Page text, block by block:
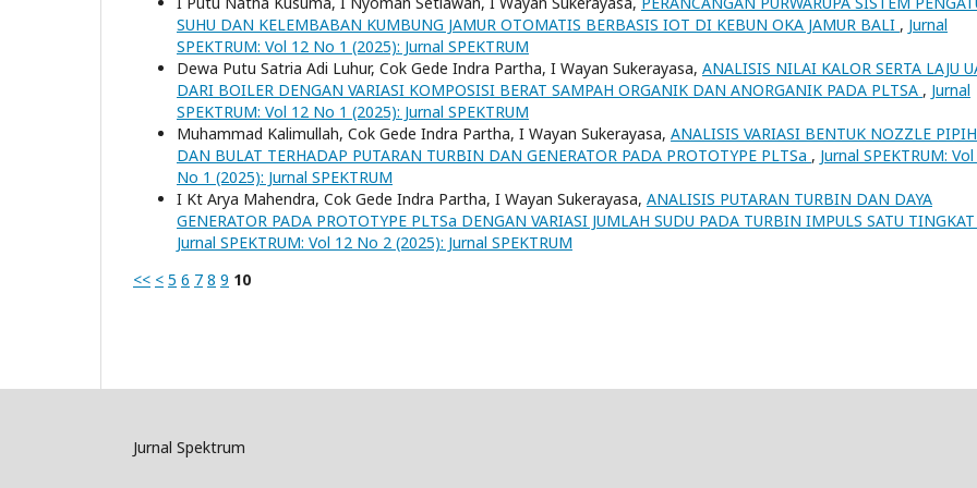
SUHU DAN KELEMBABAN KUMBUNG JAMUR OTOMATIS BERBASIS IOT DI KEBUN OKA JAMUR BALI , Jurnal
SPEKTRUM: Vol 12 No 1 (2025): Jurnal SPEKTRUM
Dewa Putu Satria Adi Luhur, Cok Gede Indra Partha, I Wayan Sukerayasa, ANALISIS NILAI KALOR SERTA LAJU
DARI BOILER DENGAN VARIASI KOMPOSISI BERAT SAMPAH ORGANIK DAN ANORGANIK PADA PLTSA , Jurnal
SPEKTRUM: Vol 12 No 1 (2025): Jurnal SPEKTRUM
Muhammad Kalimullah, Cok Gede Indra Partha, I Wayan Sukerayasa, ANALISIS VARIASI BENTUK NOZZLE PIPIH
DAN BULAT TERHADAP PUTARAN TURBIN DAN GENERATOR PADA PROTOTYPE PLTSa , Jurnal SPEKTRUM:
No 1 (2025): Jurnal SPEKTRUM
I Kt Arya Mahendra, Cok Gede Indra Partha, I Wayan Sukerayasa, ANALISIS PUTARAN TURBIN DAN DAYA
GENERATOR PADA PROTOTYPE PLTSa DENGAN VARIASI JUMLAH SUDU PADA TURBIN IMPULS SATU TINGKAT
Jurnal SPEKTRUM: Vol 12 No 2 (2025): Jurnal SPEKTRUM
<< < 5 6 7 8 9 10
Jurnal Spektrum